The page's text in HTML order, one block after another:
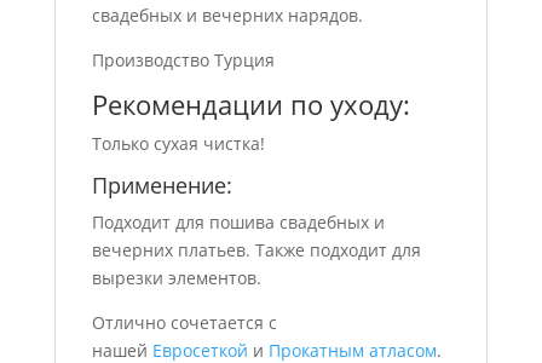
свадебных и вечерних нарядов.
Производство Турция
Рекомендации по уходу:
Только сухая чистка!
Применение:
Подходит для пошива свадебных и
вечерних платьев. Также подходит для
вырезки элементов.
Отлично сочетается с
нашей Евросеткой и Прокатным атласом.